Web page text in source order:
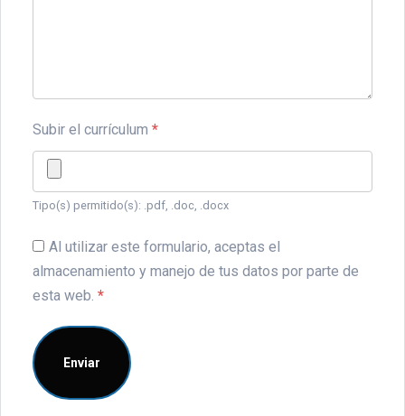
Subir el currículum *
Tipo(s) permitido(s): .pdf, .doc, .docx
Al utilizar este formulario, aceptas el
almacenamiento y manejo de tus datos por parte de
esta web. *